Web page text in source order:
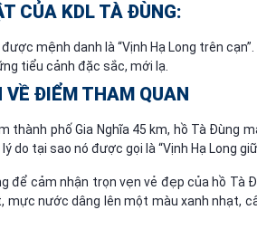
CỦA KDL TÀ ĐÙNG:
mệnh danh là “Vịnh Hạ Long trên cạn”.
tiểu cảnh đặc sắc, mới lạ.
VỀ ĐIỂM THAM QUAN
thành phố Gia Nghĩa 45 km, hồ Tà Đùng
do tại sao nó được gọi là “Vịnh Hạ Long
để cảm nhận trọn vẹn vẻ đẹp của hồ Tà
mực nước dâng lên một màu xanh nhạt,